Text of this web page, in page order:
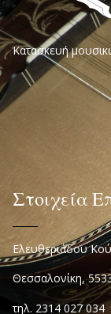
Κατασκευή
Στοιχεία
Ελευθεριάδου
Θεσσαλονίκη,
τηλ. 2314 027 034